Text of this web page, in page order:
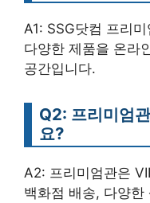
A1: SSG닷컴 프리
다양한 제품을 온라
공간입니다.
Q2: 프리미엄
요?
A2: 프리미엄관은
백화점 배송, 다양